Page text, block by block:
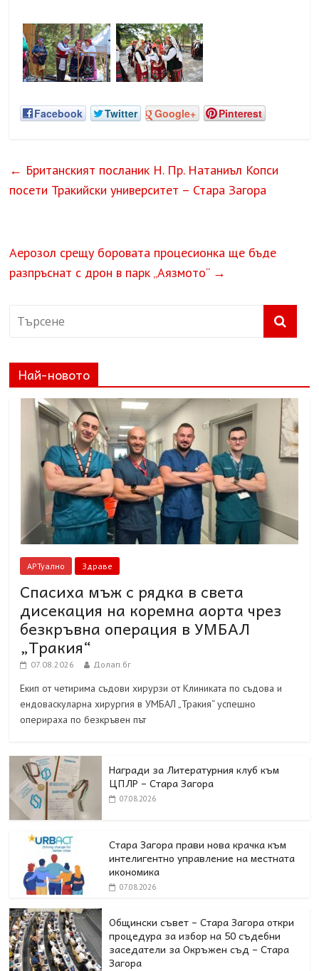
Facebook Twitter Google+ Pinterest
← Британският посланик Н. Пр. Натаниъл Копси
посети Тракийски университет – Стара Загора
Аерозол срещу боровата процесионка ще бъде
разпръснат с дрон в парк „Аязмото“ →
Най-новото
АРТуално Здраве
Спасиха мъж с рядка в света
дисекация на коремна аорта чрез
безкръвна операция в УМБАЛ
„Тракия“
07.08.2026 Долап.бг
Екип от четирима съдови хирурзи от Клиниката по съдова и
ендоваскуларна хирургия в УМБАЛ „Тракия“ успешно
оперираха по безкръвен път
Награди за Литературния клуб към
ЦПЛР – Стара Загора
07.08.2026
Стара Загора прави нова крачка към
интелигентно управление на местната
икономика
07.08.2026
Общински съвет – Стара Загора откри
процедура за избор на 50 съдебни
заседатели за Окръжен съд – Стара
Загора